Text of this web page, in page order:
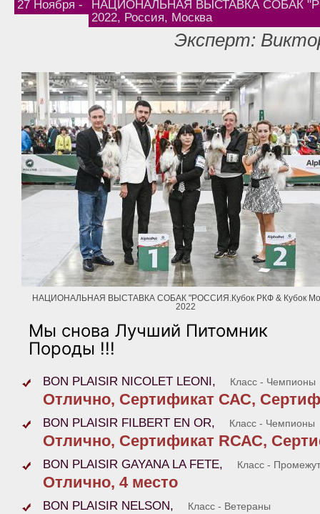
27 Ноября -
НАЦИОНАЛЬНАЯ ВЫСТАВКА СОБАК
2022, Россия, Москва
Эксперт:
НАЦИОНАЛЬНАЯ ВЫСТАВКА СОБАК "РОССИЯ.Кубок РКФ & Кубок
2022
Мы снова Лучший Питомник
Породы !!!
BON PLAISIR NICOLET LEONI, Класс - Чемпионы
Отлично, Сертификат САС,
BON PLAISIR FILBERT EN OR, Класс - Чемпионы
Отлично, Сертификат RСАС,
BON PLAISIR GAYANA LA FETE, Класс -
Отлично, 4 место
BON PLAISIR NELSON, Класс - Ветераны